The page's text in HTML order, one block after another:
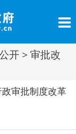
开 > 审批改
审批制度改革